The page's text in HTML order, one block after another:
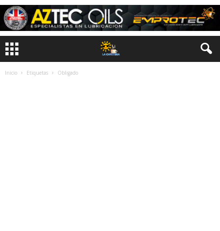
Inicio Etiquetas Obligado